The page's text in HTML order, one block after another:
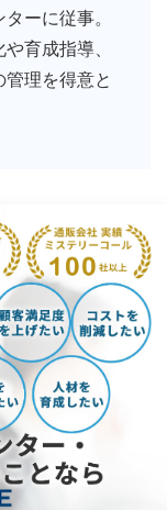
ーに従事。
育成指導、
理を得意と